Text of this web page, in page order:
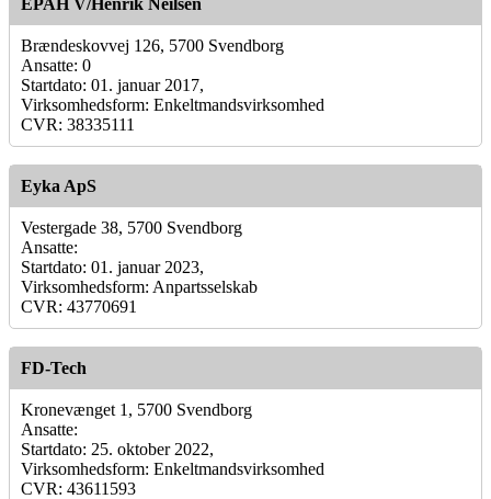
EPAH V/Henrik Neilsen
Brændeskovvej 126, 5700 Svendborg
Ansatte: 0
Startdato: 01. januar 2017,
Virksomhedsform: Enkeltmandsvirksomhed
CVR: 38335111
Eyka ApS
Vestergade 38, 5700 Svendborg
Ansatte:
Startdato: 01. januar 2023,
Virksomhedsform: Anpartsselskab
CVR: 43770691
FD-Tech
Kronevænget 1, 5700 Svendborg
Ansatte:
Startdato: 25. oktober 2022,
Virksomhedsform: Enkeltmandsvirksomhed
CVR: 43611593